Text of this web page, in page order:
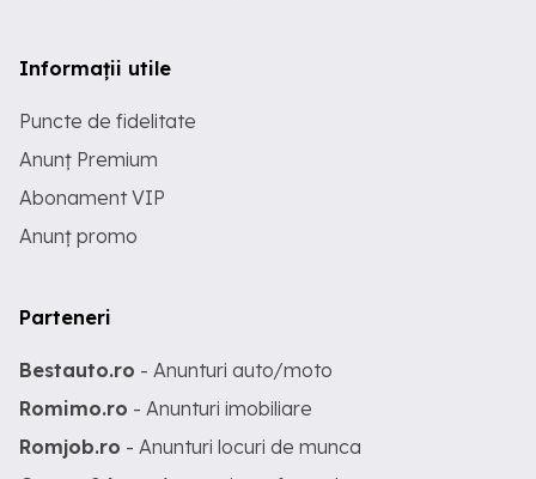
Informații utile
Puncte de fidelitate
Anunț Premium
Abonament VIP
Anunț promo
Parteneri
Bestauto.ro - Anunturi auto/moto
Romimo.ro - Anunturi imobiliare
Romjob.ro - Anunturi locuri de munca